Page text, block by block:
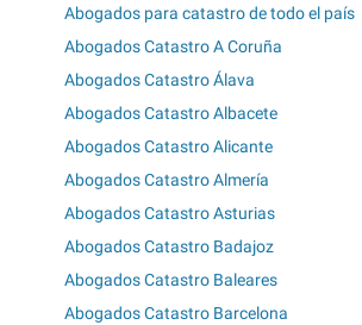
Abogados para catastro de todo el país
Abogados Catastro A Coruña
Abogados Catastro Álava
Abogados Catastro Albacete
Abogados Catastro Alicante
Abogados Catastro Almería
Abogados Catastro Asturias
Abogados Catastro Badajoz
Abogados Catastro Baleares
Abogados Catastro Barcelona